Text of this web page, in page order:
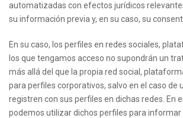
automatizadas con efectos jurídicos
su información previa y, en su caso, su
En su caso, los perfiles en redes sociales,
los que tengamos acceso no supondrán un
más allá del que la propia red social,
para perfiles corporativos, salvo en el caso de
registren con sus perfiles en dichas redes. En
podemos utilizar dichos perfiles para informar